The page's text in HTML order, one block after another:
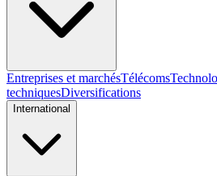
Entreprises et marchésTélécoms
techniquesDiversifications
International